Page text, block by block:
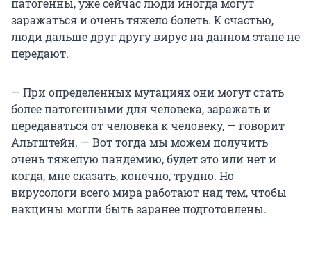
патогенны, уже сейчас люди иногда могут
заражаться и очень тяжело болеть. К счастью,
люди дальше друг другу вирус на данном этапе не
передают.
— При определенных мутациях они могут стать
более патогенными для человека, заражать и
передаваться от человека к человеку, — говорит
Альтштейн. — Вот тогда мы можем получить
очень тяжелую пандемию, будет это или нет и
когда, мне сказать, конечно, трудно. Но
вирусологи всего мира работают над тем, чтобы
вакцины могли быть заранее подготовлены.